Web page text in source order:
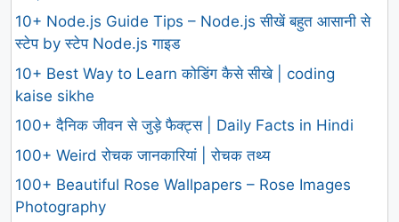
10+ Node.js Guide Tips – Node.js सीखें बहुत आसानी से
स्टेप by स्टेप Node.js गाइड
10+ Best Way to Learn कोडिंग कैसे सीखे | coding
kaise sikhe
100+ दैनिक जीवन से जुड़े फैक्ट्स | Daily Facts in Hindi
100+ Weird रोचक जानकारियां | रोचक तथ्य
100+ Beautiful Rose Wallpapers – Rose Images
Photography